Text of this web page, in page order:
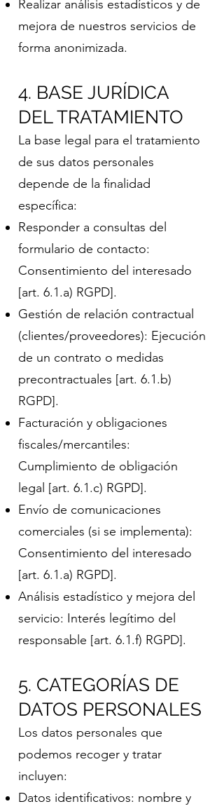
Realizar análisis estadísticos y de
mejora de nuestros servicios de
forma anonimizada.
4. BASE JURÍDICA
DEL TRATAMIENTO
La base legal para el tratamiento
de sus datos personales
depende de la finalidad
específica:
Responder a consultas del
formulario de contacto:
Consentimiento del interesado
[art. 6.1.a) RGPD].
Gestión de relación contractual
(clientes/proveedores): Ejecución
de un contrato o medidas
precontractuales [art. 6.1.b)
RGPD].
Facturación y obligaciones
fiscales/mercantiles:
Cumplimiento de obligación
legal [art. 6.1.c) RGPD].
Envío de comunicaciones
comerciales (si se implementa):
Consentimiento del interesado
[art. 6.1.a) RGPD].
Análisis estadístico y mejora del
servicio: Interés legítimo del
responsable [art. 6.1.f) RGPD].
5. CATEGORÍAS DE
DATOS PERSONALES
Los datos personales que
podemos recoger y tratar
incluyen:
Datos identificativos: nombre y